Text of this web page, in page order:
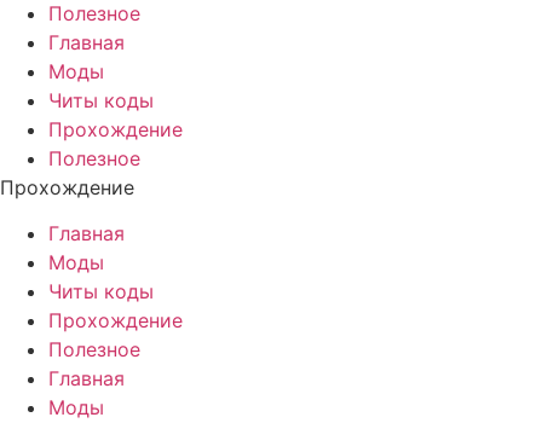
Полезное
Главная
Моды
Читы коды
Прохождение
Полезное
Прохождение
Главная
Моды
Читы коды
Прохождение
Полезное
Главная
Моды